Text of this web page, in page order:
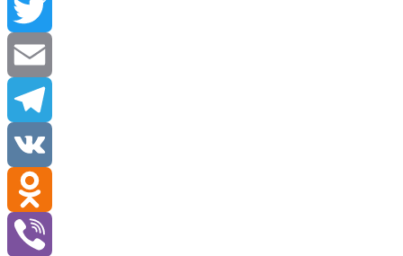
Facebook
Twitter
Email
Telegram
VK
Odnoklassniki